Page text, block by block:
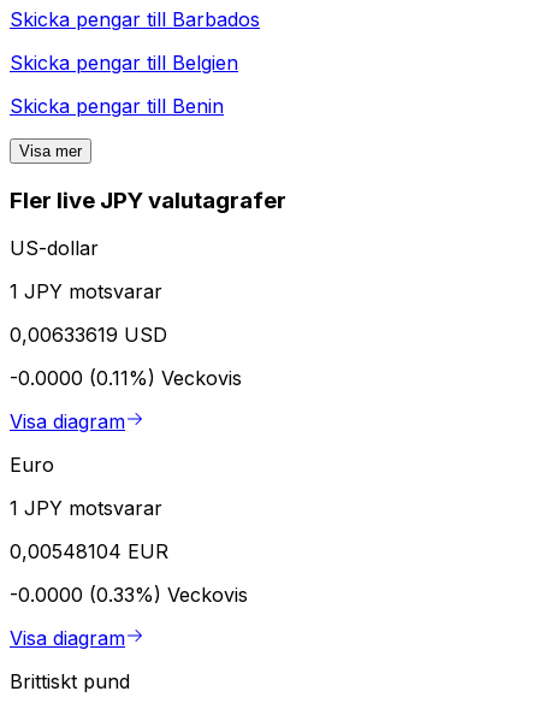
Skicka pengar till Barbados
Skicka pengar till Belgien
Skicka pengar till Benin
Visa mer
Fler live JPY valutagrafer
US-dollar
1 JPY motsvarar
0,00633619 USD
-0.0000 (0.11%) Veckovis
Visa diagram
Euro
1 JPY motsvarar
0,00548104 EUR
-0.0000 (0.33%) Veckovis
Visa diagram
Brittiskt pund